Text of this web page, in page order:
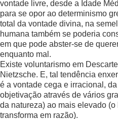
vontade livre, desde a Idade
para se opor ao determinismo
total da vontade divina, na
humana também se poderia
em que pode abster-se de
enquanto mal.
Existe voluntarismo em
Nietzsche. E, tal tendência
é a vontade cega e irracional,
objetivação através de vários
da natureza) ao mais elevado
transforma em razão).